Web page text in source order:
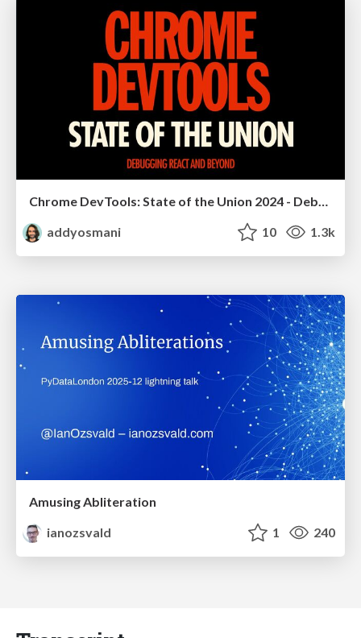
Chrome DevTools: State of the Union 2024 - Debugging React & Beyond
addyosmani
10 1.3k
Amusing Abliteration
ianozsvald
1 240